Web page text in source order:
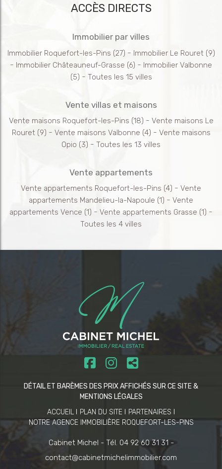
ACCÈS DIRECTS
Immobilier par villes
Immobilier Roquefort-les-Pins (27) - Immobilier Le Rouret(9)
- Immobilier Châteauneuf-Grasse (6) - Immobilier Valbonne
(5) - Toutes les 15 villes
Vente villas et maisons
Vente maisons Roquefort-les-Pins (18) - Vente maisons Le
Rouret(9) - Vente maisons Valbonne (4) - Vente maisons
Opio (3) - Toutes les 13 villes
Vente appartements
Vente appartements Roquefort-les-Pins (4) - Vente
appartements Mandelieu-la-Napoule (1) - Vente
appartements Vence (1) - Vente appartements Grasse (1) -
Toutes les 4 villes
DÉTAIL ET BARÈMES DES PRIX AFFICHÉS SUR CE SITE &
MENTIONS LÉGALES
ACCUEIL
PLAN DU SITE
PARTENAIRES
NOTRE AGENCE IMMOBILIÈRE ROQUEFORT-LES-PINS
Cabinet Michel - Tél. 04 92 60 31 31 -
contact@cabinetmichelimmobilier.com